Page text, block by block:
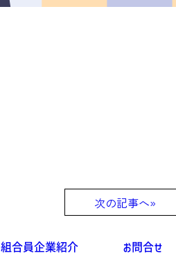
次の記事へ»
組合員企業紹介 お問合せ